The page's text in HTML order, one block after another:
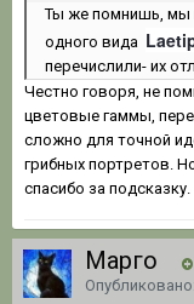
Ты же помнишь, мы
одного вида
перечислили- их
Честно говоря, не
цветовые гаммы,
сложно для точной
грибных портретов.
спасибо за подсказку.
Марго
Опубликовано: